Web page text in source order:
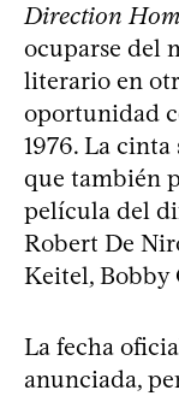
Direction
ocuparse del
literario en
oportunidad
1976. La cinta
que también
película del
Robert De
Keitel, Bobby
La fecha
anunciada,